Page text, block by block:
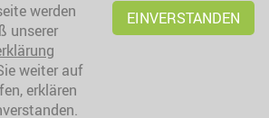
werden
unserer
weiter auf
erklären
EINVERSTANDEN